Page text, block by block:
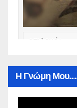
Η Γνώμη Μου…